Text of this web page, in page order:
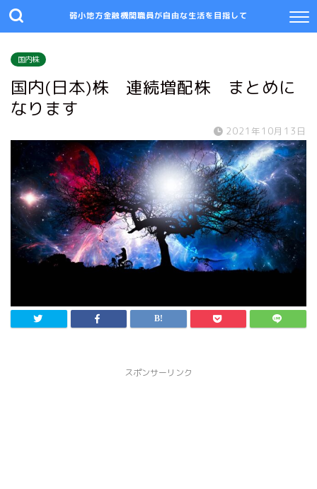
弱小地方金融機関職員が自由な生活を目指して
国内株
国内(日本)株 連続増配株 まとめに
なります
2021年10月13日
スポンサーリンク